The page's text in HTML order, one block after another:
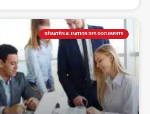
DÉMATÉRIALISATION DES DOCUMENTS